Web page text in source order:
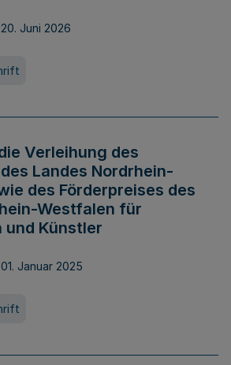
Juni 2026
Verleihung des
Landes Nordrhein-
des Förderpreises des
Westfalen für
und Künstler
Januar 2025